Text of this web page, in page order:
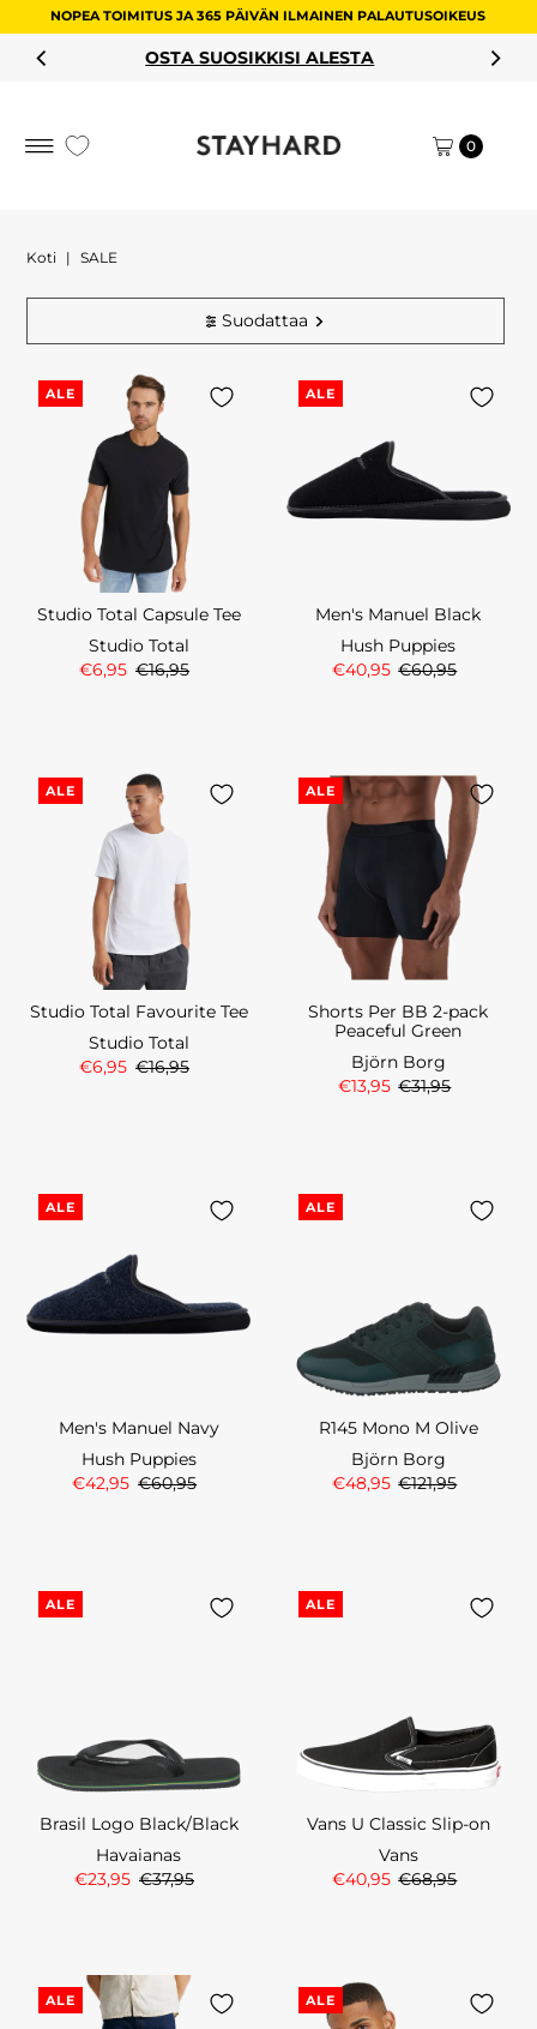
NOPEA TOIMITUS JA 365 PÄIVÄN ILMAINEN PALAUTUSOIKEUS
OSTA SUOSIKKISI ALESTA
0
Koti | SALE
Suodattaa
ALE
Studio Total Capsule Tee
Studio Total
€6,95 €16,95
ALE
Men's Manuel Black
Hush Puppies
€40,95 €60,95
ALE
Studio Total Favourite Tee
Studio Total
€6,95 €16,95
ALE
Shorts Per BB 2-pack
Peaceful Green
Björn Borg
€13,95 €31,95
ALE
Men's Manuel Navy
Hush Puppies
€42,95 €60,95
ALE
R145 Mono M Olive
Björn Borg
€48,95 €121,95
ALE
Brasil Logo Black/Black
Havaianas
€23,95 €37,95
ALE
Vans U Classic Slip-on
Vans
€40,95 €68,95
ALE ALE